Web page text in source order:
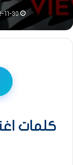
11-30
كلمات